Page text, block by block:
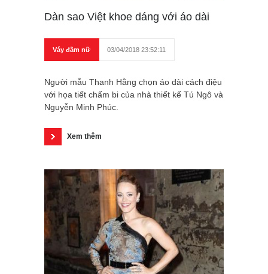
Dàn sao Việt khoe dáng với áo dài
Váy đầm nữ 03/04/2018 23:52:11
Người mẫu Thanh Hằng chọn áo dài cách điệu
với họa tiết chấm bi của nhà thiết kế Tú Ngô và
Nguyễn Minh Phúc.
Xem thêm